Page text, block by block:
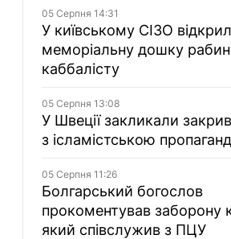
05 Серпня 14:31
У київському СІЗО
меморіальну дошку
каббалісту
05 Серпня 13:08
У Швеції закликали
з ісламістською
05 Серпня 11:26
Болгарський богослов
прокоментував заборону
який співслужив з ПЦУ